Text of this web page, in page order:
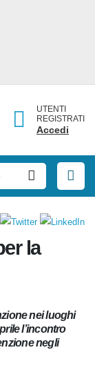
UTENTI
REGISTRATI
Accedi
la
nei
28 aprile
della